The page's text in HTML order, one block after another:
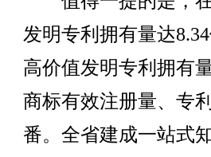
发明专利拥有量达
高价值发明专利拥有
商标有效注册量、专
番。全省建成一站式